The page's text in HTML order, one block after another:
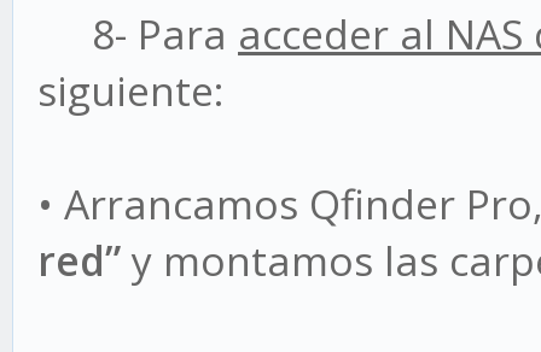
8- Para acceder al
siguiente:
• Arrancamos Qfinder
red”y montamos las